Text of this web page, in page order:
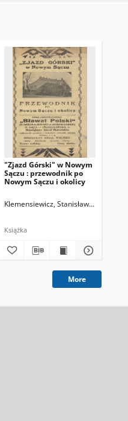
"Zjazd Górski" w Nowym
Sączu : przewodnik po
Nowym Sączu i okolicy
Klemensiewicz, Stanisław (1893-
Książka
More